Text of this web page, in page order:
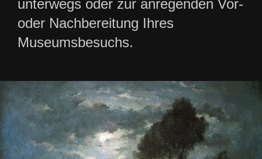
unterwegs oder zur anregenden Vor-
oder Nachbereitung Ihres
Museumsbesuchs.